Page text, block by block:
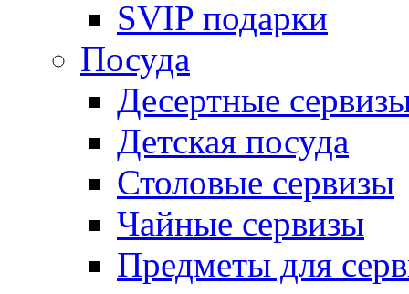
SVIP подарки
Посуда
Десертные
Детская посуда
Столовые сервизы
Чайные сервизы
Предметы для